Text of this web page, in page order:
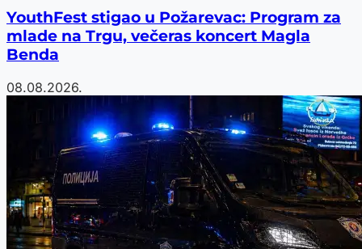
YouthFest stigao u Požarevac: Program za
mlade na Trgu, večeras koncert Magla
Benda
08.08.2026.